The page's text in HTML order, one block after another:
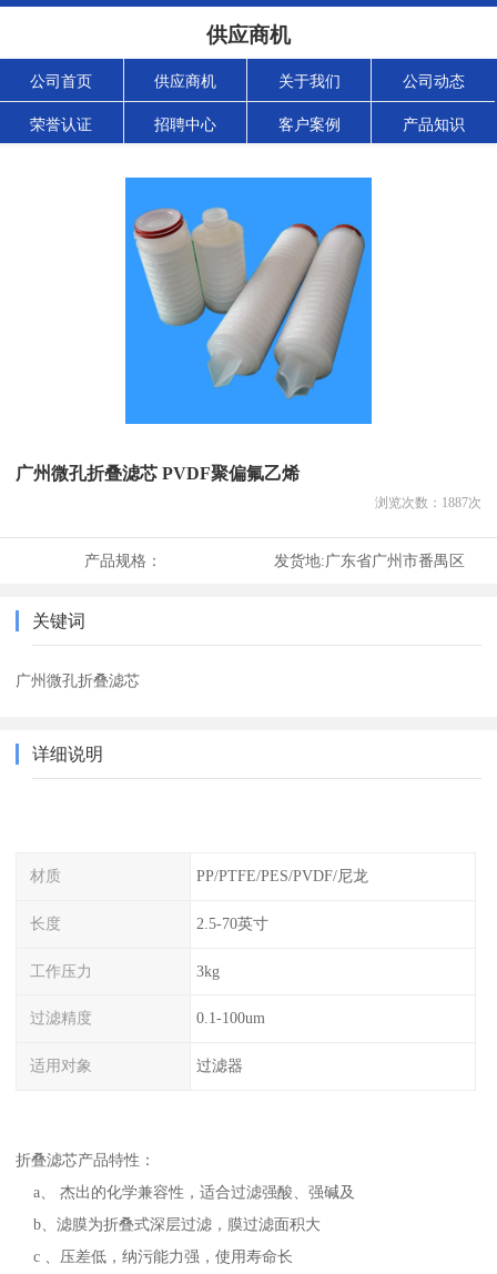
供应商机
公司首页 供应商机 关于我们 公司动态
荣誉认证 招聘中心 客户案例 产品知识
广州微孔折叠滤芯 PVDF聚偏氟乙烯
浏览次数： 1887次
产品规格： 发货地:广东省广州市番禺区
关键词
广州微孔折叠滤芯
详细说明
材质 PP/PTFE/PES/PVDF/尼龙
长度 2.5-70英寸
工作压力 3kg
过滤精度 0.1-100um
适用对象 过滤器
折叠滤芯产品特性：
a、 杰出的化学兼容性，适合过滤强酸、强碱及
b、滤膜为折叠式深层过滤，膜过滤面积大
c 、压差低，纳污能力强，使用寿命长